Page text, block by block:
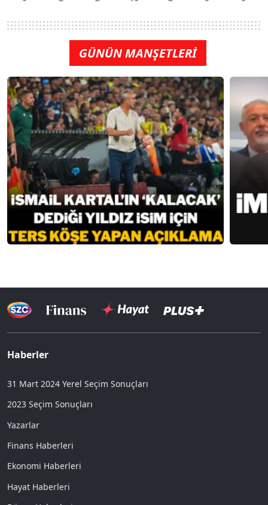
GÜNÜN MANŞETLERİ
Haberler
31 Mart 2024 Yerel Seçim Sonuçları
2023 Seçim Sonuçları
Yazarlar
Finans Haberleri
Ekonomi Haberleri
Hayat Haberleri